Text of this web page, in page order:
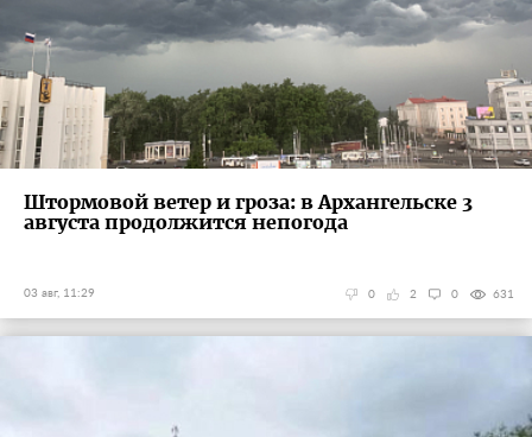
Штормовой ветер и гроза: в Архангельске 3
августа продолжится непогода
03 авг, 11:29 631
0
2
0